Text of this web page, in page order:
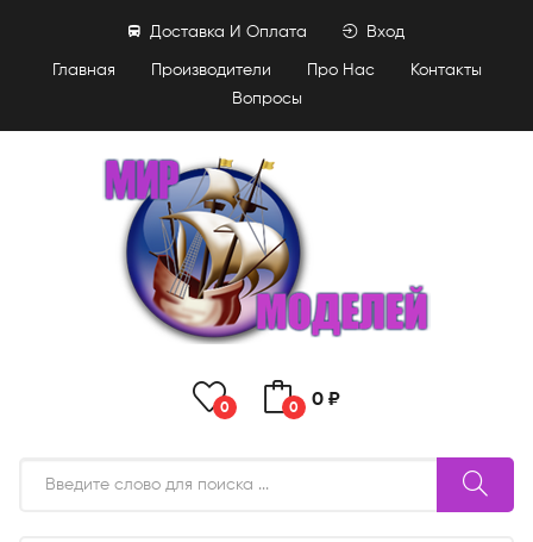
Главная Производители Про Нас
Контакты
Вопросы
Доставка И Оплата Вход
0 0 0 ₽